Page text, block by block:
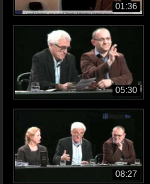
01:36
05:30
08:27